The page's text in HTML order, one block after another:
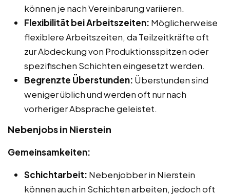
können je nach Vereinbarung variieren.
Flexibilität bei Arbeitszeiten: Möglicherweise
flexiblere Arbeitszeiten, da Teilzeitkräfte oft
zur Abdeckung von Produktionsspitzen oder
spezifischen Schichten eingesetzt werden.
Begrenzte Überstunden: Überstunden sind
weniger üblich und werden oft nur nach
vorheriger Absprache geleistet.
Nebenjobs in Nierstein
Gemeinsamkeiten:
Schichtarbeit: Nebenjobber in Nierstein
können auch in Schichten arbeiten, jedoch oft